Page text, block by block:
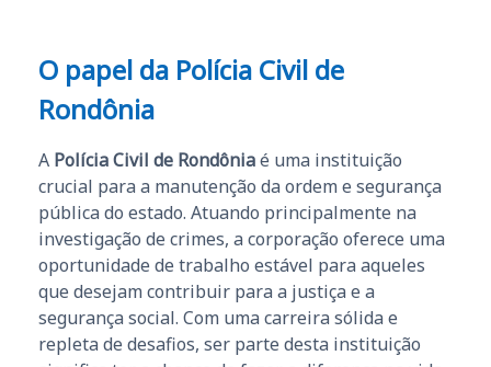
O papel da Polícia Civil de
Rondônia
A Polícia Civil de Rondôniaé uma instituição
crucial para a manutenção da ordem e segurança
pública do estado. Atuando principalmente na
investigação de crimes, a corporação oferece uma
oportunidade de trabalho estável para aqueles
que desejam contribuir para a justiça e a
segurança social. Com uma carreira sólida e
repleta de desafios, ser parte desta instituição